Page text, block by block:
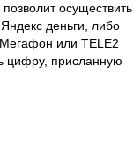
осуществить
деньги, либо
или TELE2
цифру, присланную